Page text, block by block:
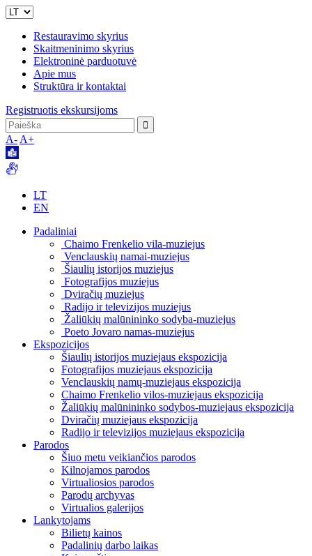
Restauravimo skyrius
Skaitmeninimo skyrius
Elektroninė parduotuvė
Apie mus
Struktūra ir kontaktai
Registruotis ekskursijoms
A- A+
LT
EN
Padaliniai
Chaimo Frenkelio vila-muziejus
Venclauskių namai-muziejus
Šiaulių istorijos muziejus
Fotografijos muziejus
Dviračių muziejus
Radijo ir televizijos muziejus
Žaliūkių malūnininko sodyba-muziejus
Poeto Jovaro namas-muziejus
Ekspozicijos
Šiaulių istorijos muziejaus ekspozicija
Fotografijos muziejaus ekspozicija
Venclauskių namų-muziejaus ekspozicija
Chaimo Frenkelio vilos-muziejaus ekspozicija
Žaliūkių malūnininko sodybos-muziejaus ekspozicija
Dviračių muziejaus ekspozicija
Radijo ir televizijos muziejaus ekspozicija
Parodos
Šiuo metu veikiančios parodos
Kilnojamos parodos
Virtualiosios parodos
Parodų archyvas
Virtualios galerijos
Lankytojams
Bilietų kainos
Padalinių darbo laikas